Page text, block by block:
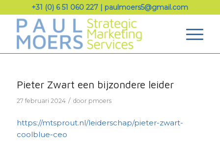
+31 (0) 6 51 060 227 |paulmoers5@gmail.com
Pieter Zwart een bijzondere leider
27 februari 2024 / door pmoers
https://mtsprout.nl/leiderschap/pieter-zwart-
coolblue-ceo